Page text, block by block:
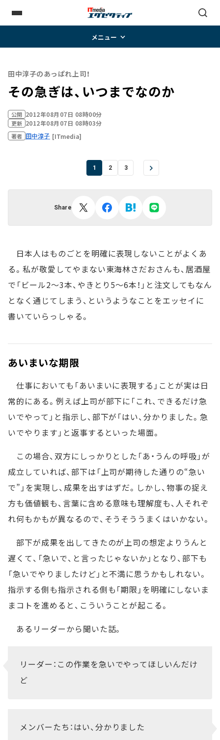
メニュー
田中淳子のあっぱれ上司！
その急ぎは、いつまでなのか
公開 2012年08月07日 08時00分
更新 2012年08月07日 08時03分
著者 田中淳子 [ITmedia]
1 2 3
Share
日本人はものごとを明確に表現しないことがよくあ
る。私が敬愛してやまない東海林さだおさんも、居酒屋
で「ビール2～3本、やきとり5～6本！」と注文してもなん
となく通じてしまう、というようなことをエッセイに
書いていらっしゃる。
あいまいな期限
仕事においても「あいまいに表現する」ことが実は日
常的にある。例えば上司が部下に「これ、できるだけ急
いでやって」と指示し、部下が「はい、分かりました。急
いでやります」と返事するといった場面。
この場合、双方にしっかりとした「あ・うんの呼吸」が
成立していれば、部下は「上司が期待した通りの“急い
で”」を実現し、成果を出すはずだ。しかし、物事の捉え
方も価値観も、言葉に含める意味も理解度も、人それぞ
れ何もかもが異なるので、そうそううまくはいかない。
部下が成果を出してきたのが上司の想定よりうんと
遅くて、「急いで、と言ったじゃないか」となり、部下も
「急いでやりましたけど」と不満に思うかもしれない。
指示する側も指示される側も「期限」を明確にしないま
まコトを進めると、こういうことが起こる。
あるリーダーから聞いた話。
リーダー：この作業を急いでやってほしいんだけ
ど
メンバーたち：はい、分かりました